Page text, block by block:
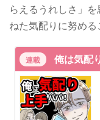
らえるうれしさ」
ねた気配りに努める
連載 俺は気配